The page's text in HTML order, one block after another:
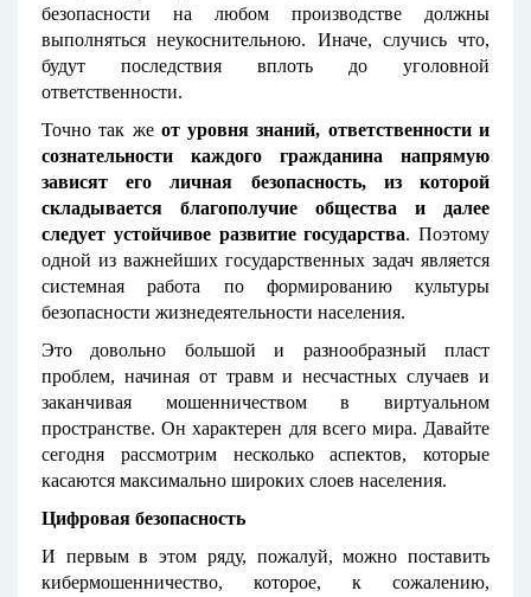
безопасности на любом производстве должны
выполняться неукоснительною. Иначе, случись что,
будут последствия вплоть до уголовной
ответственности.
Точно так же от уровня знаний, ответственности и
сознательности каждого гражданина напрямую
зависят его личная безопасность, из которой
складывается благополучие общества и далее
следует устойчивое развитие государства. Поэтому
одной из важнейших государственных задач является
системная работа по формированию культуры
безопасности жизнедеятельности населения.
Это довольно большой и разнообразный пласт
проблем, начиная от травм и несчастных случаев и
заканчивая мошенничеством в виртуальном
пространстве. Он характерен для всего мира. Давайте
сегодня рассмотрим несколько аспектов, которые
касаются максимально широких слоев населения.
Цифровая безопасность
И первым в этом ряду, пожалуй, можно поставить
кибермошенничество, которое, к сожалению,